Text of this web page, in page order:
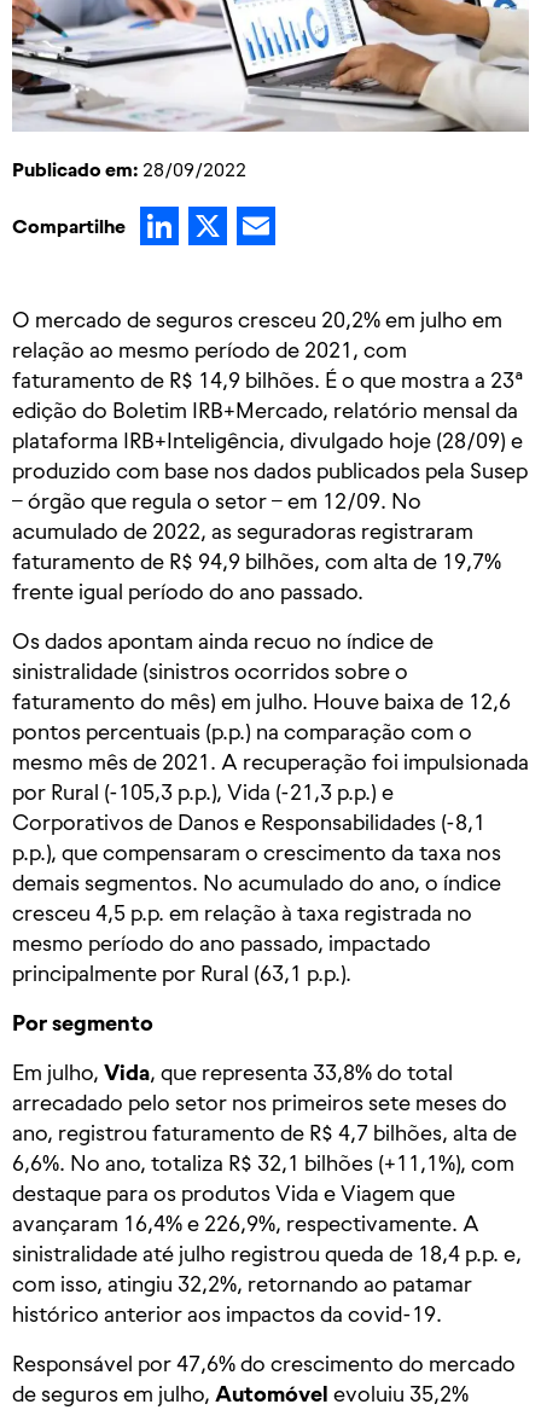
Publicado em: 28/09/2022
Compartilhe LinkedIn
X
O mercado de seguros cresceu 20,2% em julho em
relação ao mesmo período de 2021, com
faturamento de R$ 14,9 bilhões. É o que mostra a 23ª
edição do Boletim IRB+Mercado, relatório mensal da
plataforma IRB+Inteligência, divulgado hoje (28/09) e
produzido com base nos dados publicados pela Susep
– órgão que regula o setor – em 12/09. No
acumulado de 2022, as seguradoras registraram
faturamento de R$ 94,9 bilhões, com alta de 19,7%
frente igual período do ano passado.
Os dados apontam ainda recuo no índice de
sinistralidade (sinistros ocorridos sobre o
faturamento do mês) em julho. Houve baixa de 12,6
pontos percentuais (p.p.) na comparação com o
mesmo mês de 2021. A recuperação foi impulsionada
por Rural (-105,3 p.p.), Vida (-21,3 p.p.) e
Corporativos de Danos e Responsabilidades (-8,1
p.p.), que compensaram o crescimento da taxa nos
demais segmentos. No acumulado do ano, o índice
cresceu 4,5 p.p. em relação à taxa registrada no
mesmo período do ano passado, impactado
principalmente por Rural (63,1 p.p.).
Por segmento
Em julho, Vida, que representa 33,8% do total
arrecadado pelo setor nos primeiros sete meses do
ano, registrou faturamento de R$ 4,7 bilhões, alta de
6,6%. No ano, totaliza R$ 32,1 bilhões (+11,1%), com
destaque para os produtos Vida e Viagem que
avançaram 16,4% e 226,9%, respectivamente. A
sinistralidade até julho registrou queda de 18,4 p.p. e,
com isso, atingiu 32,2%, retornando ao patamar
histórico anterior aos impactos da covid-19.
Responsável por 47,6% do crescimento do mercado
de seguros em julho, Automóvel evoluiu 35,2%